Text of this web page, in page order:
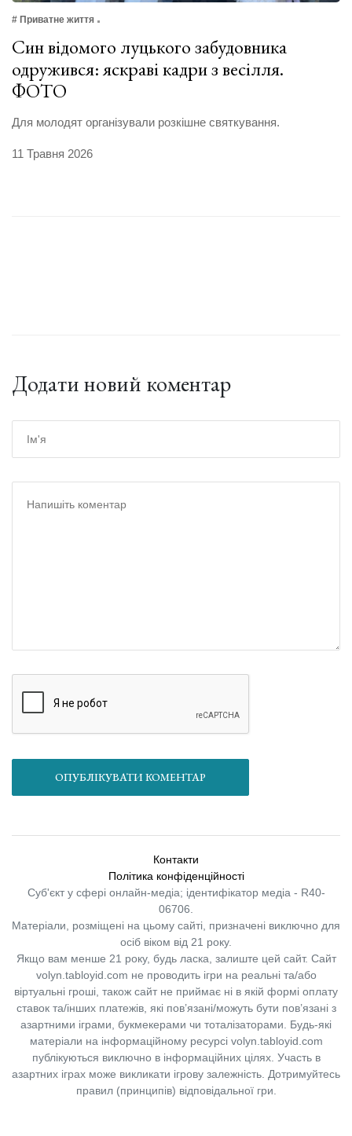
# Приватне життя
Син відомого луцького забудовника
одружився: яскраві кадри з весілля.
ФОТО
Для молодят організували розкішне святкування.
11 Травня 2026
Додати новий коментар
ОПУБЛІКУВАТИ КОМЕНТАР
Контакти
Політика конфіденційності
Суб'єкт у сфері онлайн-медіа; ідентифікатор медіа - R40-
06706.
Матеріали, розміщені на цьому сайті, призначені виключно для
осіб віком від 21 року.
Якщо вам менше 21 року, будь ласка, залиште цей сайт. Сайт
volyn.tabloyid.com не проводить ігри на реальні та/або
віртуальні гроші, також сайт не приймає ні в якій формі оплату
ставок та/інших платежів, які пов’язані/можуть бути пов’язані з
азартними іграми, букмекерами чи тоталізаторами. Будь-які
матеріали на інформаційному ресурсі volyn.tabloyid.com
публікуються виключно в інформаційних цілях. Участь в
азартних іграх може викликати ігрову залежність. Дотримуйтесь
правил (принципів) відповідальної гри.